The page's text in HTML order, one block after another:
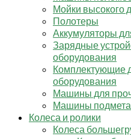
Мойки высокого
Полотеры
Аккумуляторы
Зарядные
оборудования
Комплектующие
оборудования
Машины для
Машины
Колеса и ролики
Колеса